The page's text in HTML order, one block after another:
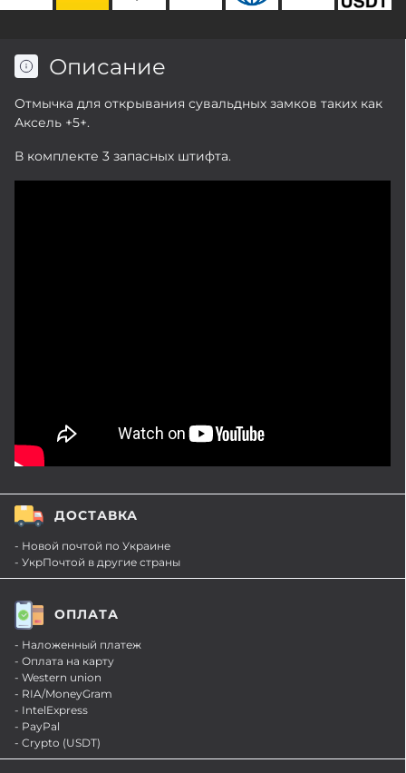
Описание
Отмычка для открывания сувальдных замков таких как
Аксель +5+.
В комплекте 3 запасных штифта.
ДОСТАВКА
- Новой почтой по Украине
- УкрПочтой в другие страны
ОПЛАТА
- Наложенный платеж
- Оплата на карту
- Western union
- RIA/MoneyGram
- IntelExpress
- PayPal
- Crypto (USDT)